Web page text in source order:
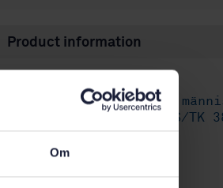
Om
Product information
Ergonomi vid
systeminteraktion, SIS/TK